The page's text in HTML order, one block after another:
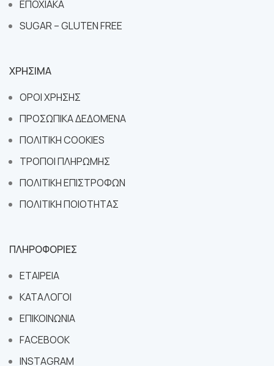
ΕΠΟΧΙΑΚΑ
SUGAR – GLUTEN FREE
ΧΡΗΣΙΜΑ
ΟΡΟΙ ΧΡΗΣΗΣ
ΠΡΟΣΩΠΙΚΑ ΔΕΔΟΜΕΝΑ
ΠΟΛΙΤΙΚΗ COOKIES
ΤΡΟΠΟΙ ΠΛΗΡΩΜΗΣ
ΠΟΛΙΤΙΚΗ ΕΠΙΣΤΡΟΦΩΝ
ΠΟΛΙΤΙΚΗ ΠΟΙΟΤΗΤΑΣ
ΠΛΗΡΟΦΟΡΙΕΣ
ΕΤΑΙΡΕΙΑ
ΚΑΤΑΛΟΓΟΙ
ΕΠΙΚΟΙΝΩΝΙΑ
FACEBOOK
INSTAGRAM